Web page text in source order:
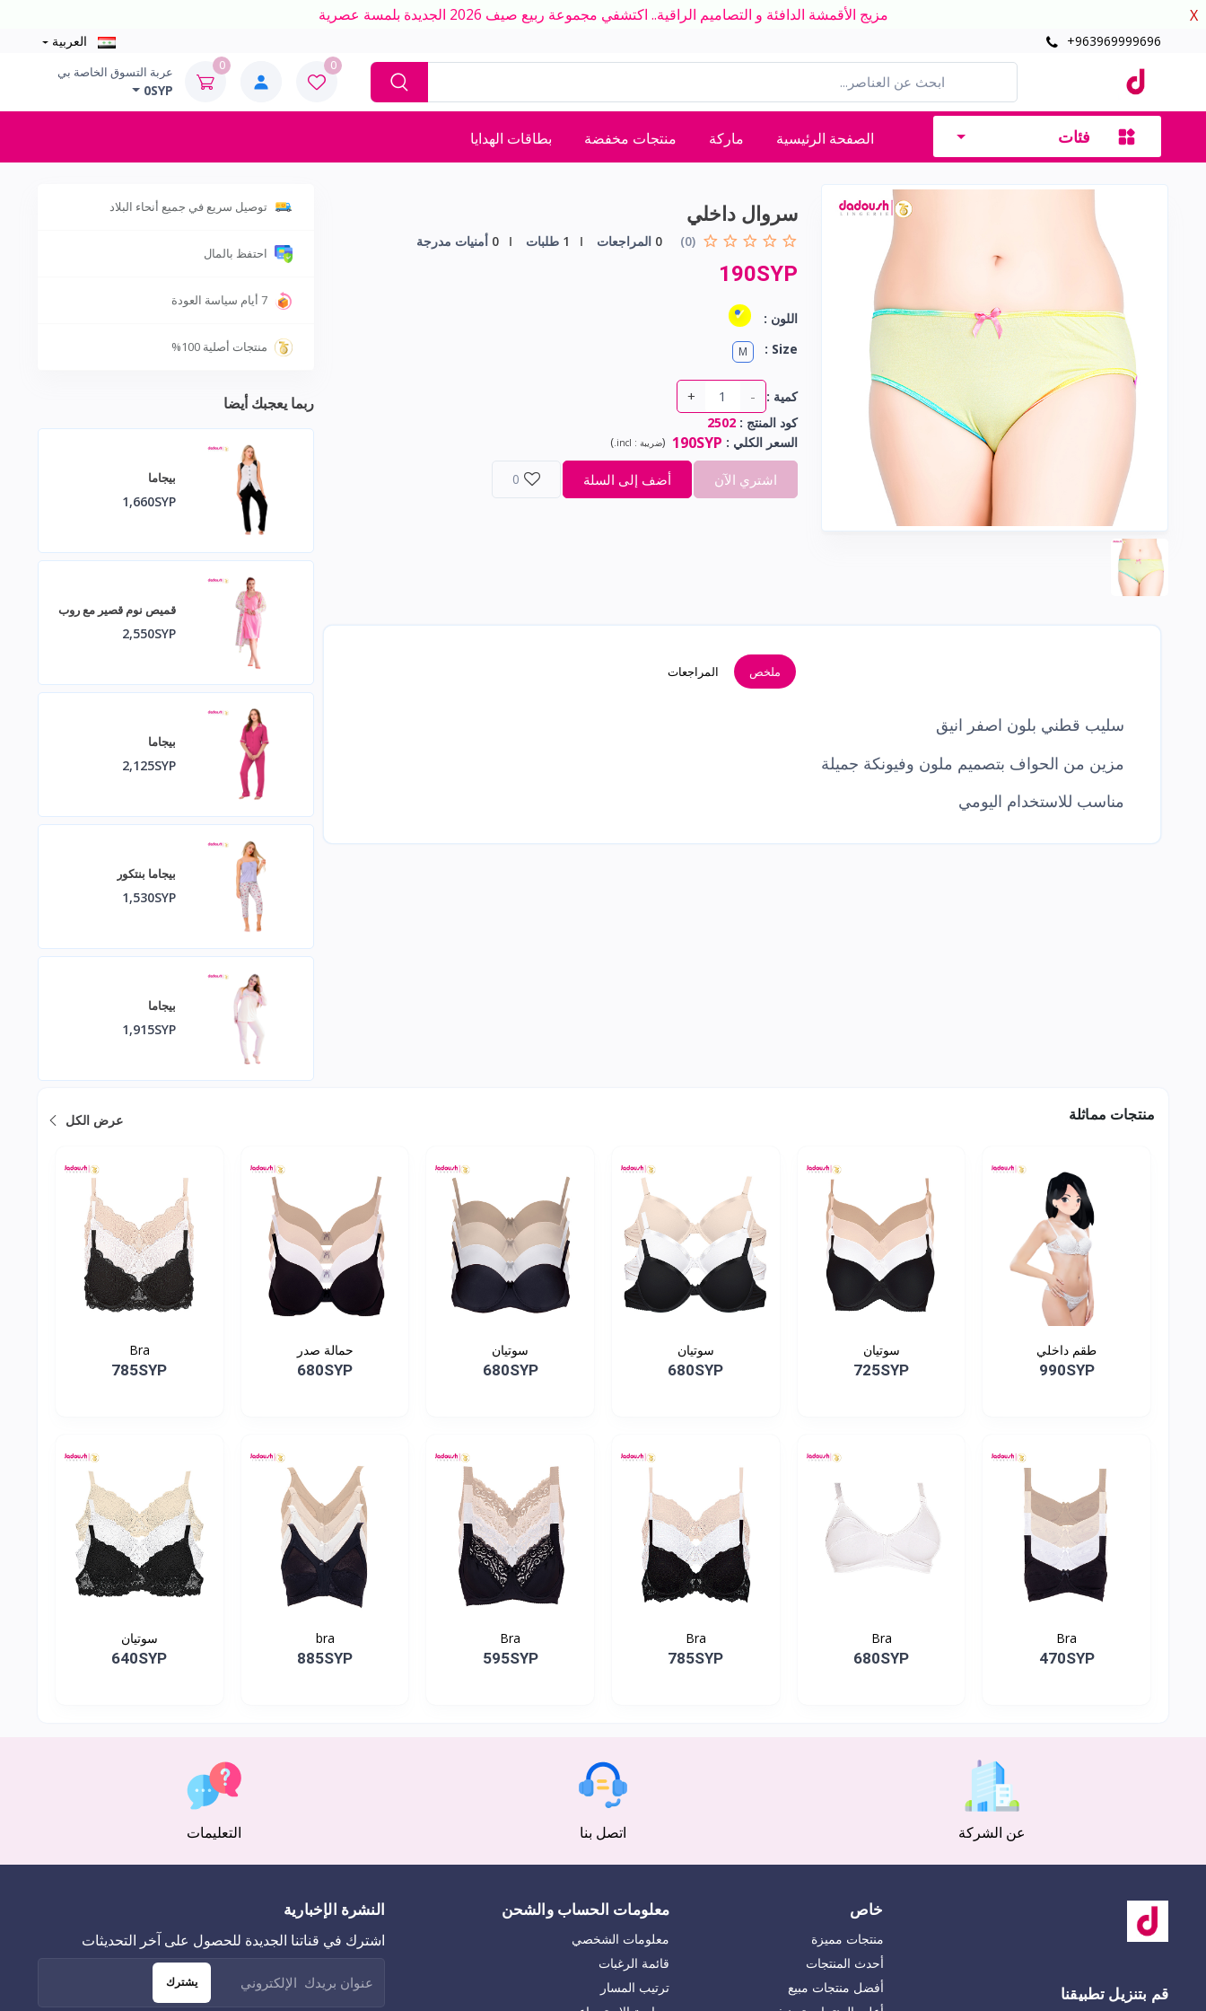
مزيج الأقمشة الدافئة و التصاميم الراقية.. اكتشفي مجموعة ربيع صيف 2026 الجديدة بلمسة عصرية X
+963969999696 العربية
0
0 عربة التسوق الخاصة بي
0SYP
فئات الصفحة الرئيسية ماركة منتجات مخفضة بطاقات الهدايا
سروال داخلي
(0)
0 المراجعات 1 طلبات 0 أمنيات مدرجة
190SYP
اللون :
Size :
M
كمية : -
+
كود المنتج : 2502
السعر الكلي :
190SYP
(ضريبة : incl.
)
اشتري الآن أضف إلى السلة 0
ملخص المراجعات
سليب قطني بلون اصفر انيق
مزين من الحواف بتصميم ملون وفيونكة جميلة
مناسب للاستخدام اليومي
توصيل سريع في جميع أنحاء البلاد
احتفظ بالمال
7 أيام سياسة العودة
منتجات أصلية 100%
ربما يعجبك أيضا
بيجاما
1,660SYP
قميص نوم قصير مع روب
2,550SYP
بيجاما
2,125SYP
بيجاما بنتكور
1,530SYP
بيجاما
1,915SYP
منتجات مماثلة عرض الكل
طقم داخلي
990SYP
سوتيان
725SYP
سوتيان
680SYP
سوتيان
680SYP
حمالة صدر
680SYP
Bra
785SYP
Bra
470SYP
Bra
680SYP
Bra
785SYP
Bra
595SYP
bra
885SYP
سوتيان
640SYP
عن الشركة اتصل بنا التعليمات
قم بتنزيل تطبيقنا
خاص
منتجات مميزة
أحدث المنتجات
أفضل منتجات مبيع
معلومات الحساب والشحن
معلومات الشخصي
قائمة الرغبات
ترتيب المسار
النشرة الإخبارية
اشترك في قناتنا الجديدة للحصول على آخر التحديثات
يشترك